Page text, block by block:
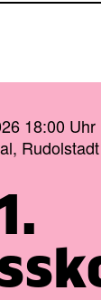
18:00 Uhr
Rudolstadt